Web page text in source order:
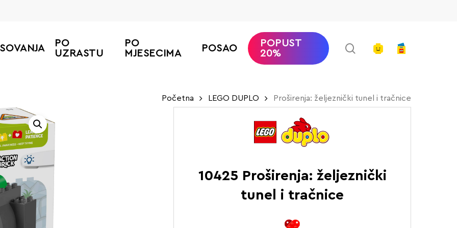
PO
UZRASTU
PO
MJESECIMA
POSAO
POPUST
20%
searchaccount
Početna LEGO DUPLO Proširenja: željeznički tunel i tračnice
10425 Proširenja: željeznički
tunel i tračnice